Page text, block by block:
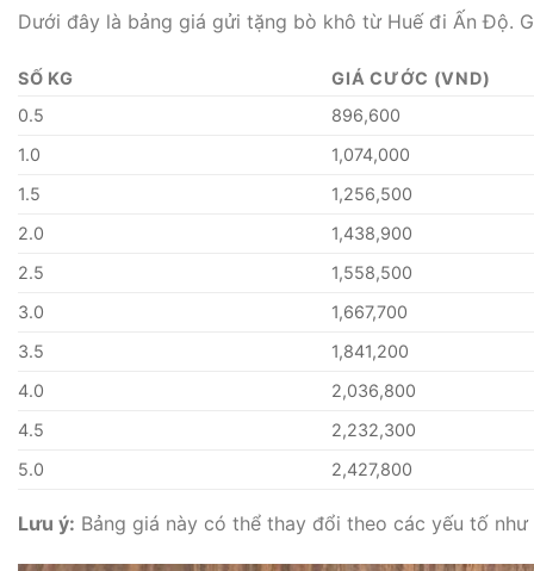
Dưới đây là bảng giá gửi tặng bò khô từ Huế đi Ấn Độ.
SỐ KG
GIÁ CƯỚC (VND)
0.5
896,600
1.0
1,074,000
1.5
1,256,500
2.0
1,438,900
2.5
1,558,500
3.0
1,667,700
3.5
1,841,200
4.0
2,036,800
4.5
2,232,300
5.0
2,427,800
Lưu ý: Bảng giá này có thể thay đổi theo các yếu tố